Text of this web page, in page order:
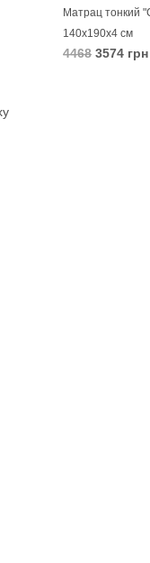
Матрац тонкий
140х190х4 см
4468 3574 грн